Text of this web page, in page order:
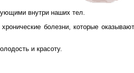
внутри наших тел.
болезни, которые
и красоту.